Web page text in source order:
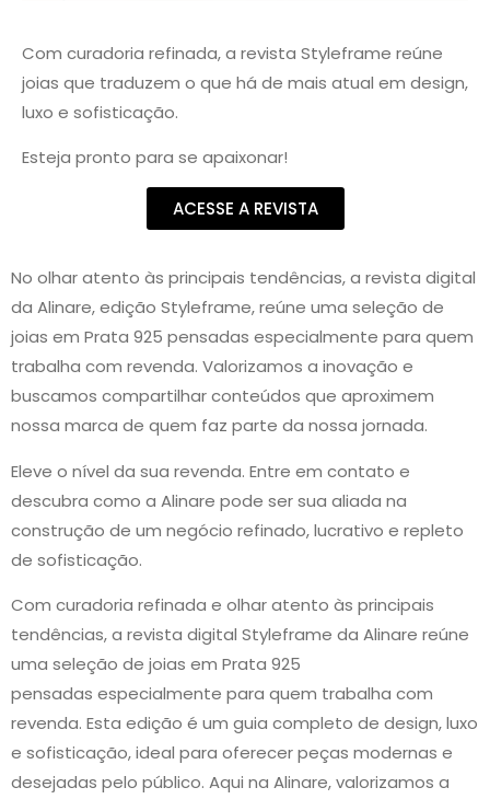
Com curadoria refinada, a revista Styleframe reúne
joias que traduzem o que há de mais atual em design,
luxo e sofisticação.
Esteja pronto para se apaixonar!
ACESSE A REVISTA
No olhar atento às principais tendências, a revista digital
da Alinare, edição Styleframe,reúne uma seleção de
joias em Prata 925 pensadas especialmente para quem
trabalha com revenda. Valorizamos a inovação e
buscamos compartilhar conteúdos que aproximem
nossa marca de quem faz parte da nossa jornada.
Eleve o nível da sua revenda. Entre em contato e
descubra como a Alinare pode ser sua aliada na
construção de um negócio refinado, lucrativo e repleto
de sofisticação.
Com curadoria refinada e olhar atento às principais
tendências, a revista digital Styleframe da Alinare reúne
uma seleção de joias em Prata 925
pensadas especialmente para quem trabalha com
revenda. Esta edição é um guia completo de design, luxo
e sofisticação, ideal para oferecer peças modernas e
desejadas pelo público. Aqui na Alinare, valorizamos a